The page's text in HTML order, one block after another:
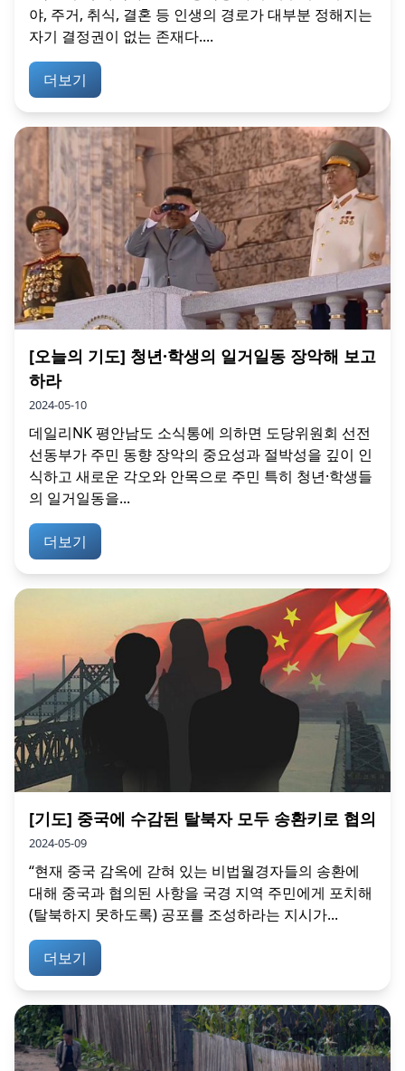
야, 주거, 취식, 결혼 등 인생의 경로가 대부분 정해지는
자기 결정권이 없는 존재다....
더보기
[오늘의 기도] 청년·학생의 일거일동 장악해 보고
하라
2024-05-10
데일리NK 평안남도 소식통에 의하면 도당위원회 선전
선동부가 주민 동향 장악의 중요성과 절박성을 깊이 인
식하고 새로운 각오와 안목으로 주민 특히 청년·학생들
의 일거일동을...
더보기
[기도] 중국에 수감된 탈북자 모두 송환키로 협의
2024-05-09
“현재 중국 감옥에 갇혀 있는 비법월경자들의 송환에
대해 중국과 협의된 사항을 국경 지역 주민에게 포치해
(탈북하지 못하도록) 공포를 조성하라는 지시가...
더보기